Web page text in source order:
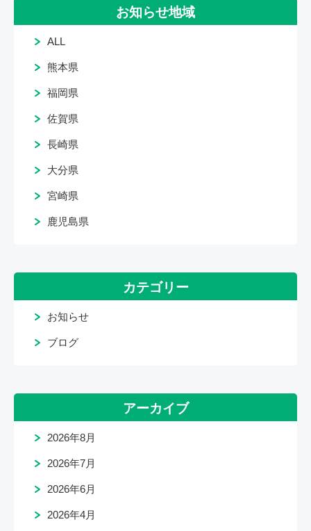
お知らせ地域
ALL
熊本県
福岡県
佐賀県
長崎県
大分県
宮崎県
鹿児島県
カテゴリー
お知らせ
ブログ
アーカイブ
2026年8月
2026年7月
2026年6月
2026年4月